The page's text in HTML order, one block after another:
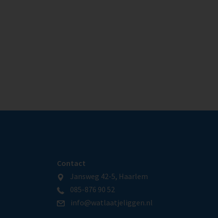
Contact
Jansweg 42-5, Haarlem
085-876 90 52
info@watlaatjeliggen.nl